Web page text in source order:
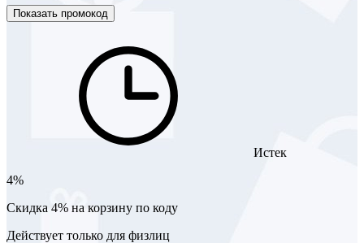
Показать промокод
Истек
4%
Скидка 4% на корзину по коду
Действует только для физлиц